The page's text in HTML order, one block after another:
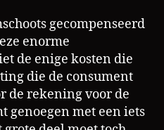
gecompenseerd
enorme
de enige kosten die
die de consument
de rekening voor de
genoegen met een iets